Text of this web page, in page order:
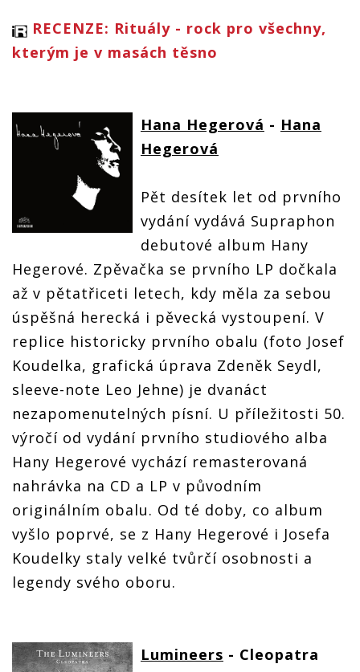
RECENZE: Rituály - rock pro všechny,
kterým je v masách těsno
Hana Hegerová - Hana
Hegerová
Pět desítek let od prvního
vydání vydává Supraphon
debutové album Hany
Hegerové. Zpěvačka se prvního LP dočkala
až v pětatřiceti letech, kdy měla za sebou
úspěšná herecká i pěvecká vystoupení. V
replice historicky prvního obalu (foto Josef
Koudelka, grafická úprava Zdeněk Seydl,
sleeve-note Leo Jehne) je dvanáct
nezapomenutelných písní. U příležitosti 50.
výročí od vydání prvního studiového alba
Hany Hegerové vychází remasterovaná
nahrávka na CD a LP v původním
originálním obalu. Od té doby, co album
vyšlo poprvé, se z Hany Hegerové i Josefa
Koudelky staly velké tvůrčí osobnosti a
legendy svého oboru.
Lumineers - Cleopatra